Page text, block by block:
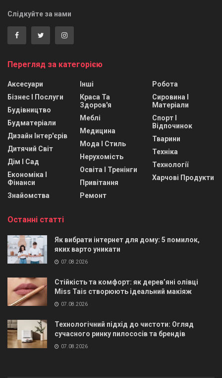
Слідкуйте за нами
Перегляд за категорією
Аксесуари
Бізнес І Послуги
Будівництво
Будматеріали
Дизайн Інтер'єрів
Дитячий Світ
Дім І Сад
Економіка І
Фінанси
Знайомства
Інші
Краса Та
Здоров'я
Меблі
Медицина
Мода І Стиль
Нерухомість
Освіта І Тренінги
Привітання
Ремонт
Робота
Сировина І
Матеріали
Спорт І
Відпочинок
Тварини
Техніка
Технології
Харчові Продукти
Останні статті
Як вибрати інтернет для дому: 5 помилок,
яких варто уникати
07.08.2026
Стійкість та комфорт: як дерев’яні олівці
Miss Tais створюють ідеальний макіяж
07.08.2026
Технологічний підхід до чистоти: Огляд
сучасного ринку пилососів та брендів
07.08.2026